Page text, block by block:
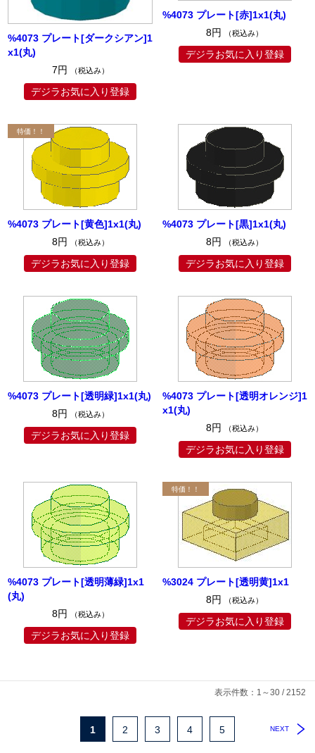
%4073 プレート[ダークシアン]1
x1(丸)
7円
（税込み）
デジラお気に入り登録
%4073 プレート[赤]1x1(丸)
8円
（税込み）
デジラお気に入り登録
%4073 プレート[黄色]1x1(丸)
8円
（税込み）
デジラお気に入り登録
%4073 プレート[黒]1x1(丸)
8円
（税込み）
デジラお気に入り登録
%4073 プレート[透明緑]1x1(丸)
8円
（税込み）
デジラお気に入り登録
%4073 プレート[透明オレンジ]1
x1(丸)
8円
（税込み）
デジラお気に入り登録
%4073 プレート[透明薄緑]1x1
(丸)
8円
（税込み）
デジラお気に入り登録
%3024 プレート[透明黄]1x1
8円
（税込み）
デジラお気に入り登録
表示件数：1～30 / 2152
NEXT
1 2 3 4 5